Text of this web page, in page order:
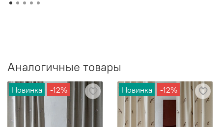
Аналогичные товары
Новинка -12% Новинка -12%